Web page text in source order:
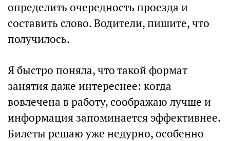
определить очередность проезда и
составить слово. Водители, пишите, что
получилось.
Я быстро поняла, что такой формат
занятия даже интереснее: когда
вовлечена в работу, соображаю лучше и
информация запоминается эффективнее.
Билеты решаю уже недурно, особенно